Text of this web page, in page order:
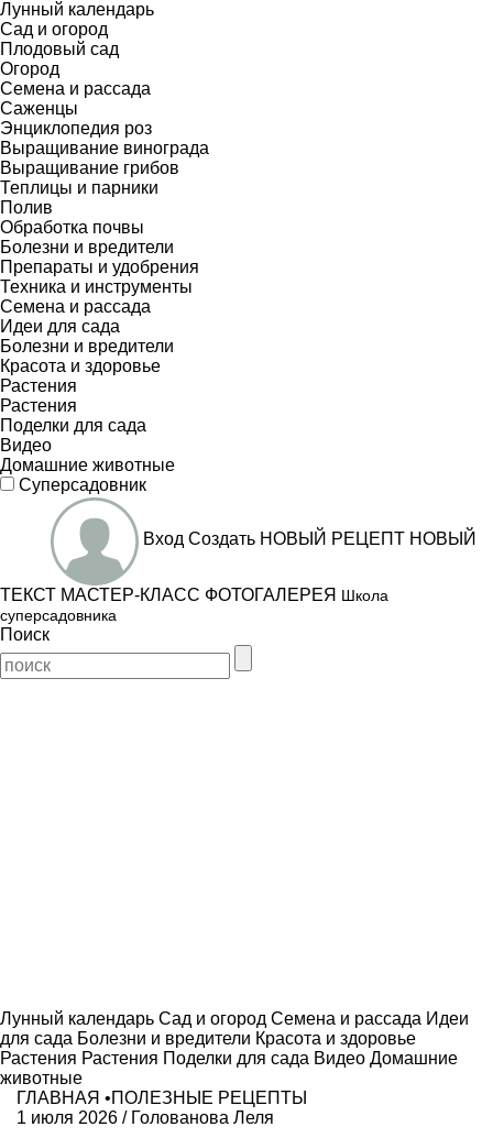
Лунный календарь
Сад и огород
Плодовый сад
Огород
Семена и рассада
Саженцы
Энциклопедия роз
Выращивание винограда
Выращивание грибов
Теплицы и парники
Полив
Обработка почвы
Болезни и вредители
Препараты и удобрения
Техника и инструменты
Семена и рассада
Идеи для сада
Болезни и вредители
Красота и здоровье
Растения
Растения
Поделки для сада
Видео
Домашние животные
Суперсадовник
Вход Создать НОВЫЙ РЕЦЕПТ НОВЫЙ
ТЕКСТ МАСТЕР-КЛАСС ФОТОГАЛЕРЕЯ Школа
суперсадовника
Поиск
Лунный календарь Сад и огород Семена и рассада Идеи
для сада Болезни и вредители Красота и здоровье
Растения Растения Поделки для сада Видео Домашние
животные
ГЛАВНАЯ •ПОЛЕЗНЫЕ РЕЦЕПТЫ
1 июля 2026 / Голованова Леля